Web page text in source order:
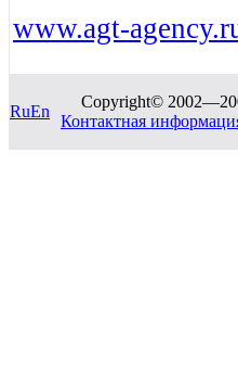
www.agt-agency.
RuEn
Copyright©
Контактная